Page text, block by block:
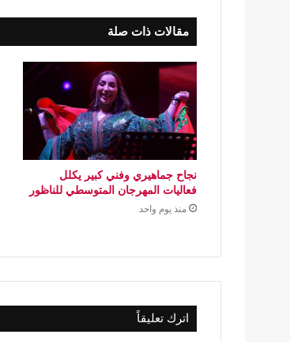
مقالات ذات صلة
نجاح جماهيري وفني كبير يكلل
فعاليات المهرجان المتوسطي للناظور
منذ يوم واحد
اترك تعليقاً